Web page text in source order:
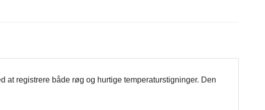
at registrere både røg og hurtige temperaturstigninger. Den